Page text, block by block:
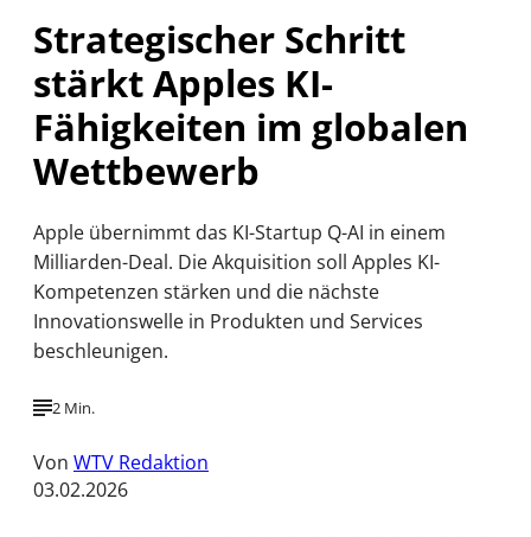
Strategischer Schritt
stärkt Apples KI-
Fähigkeiten im globalen
Wettbewerb
Apple übernimmt das KI-Startup Q-AI in einem
Milliarden-Deal. Die Akquisition soll Apples KI-
Kompetenzen stärken und die nächste
Innovationswelle in Produkten und Services
beschleunigen.
2 Min.
Von WTV Redaktion
03.02.2026